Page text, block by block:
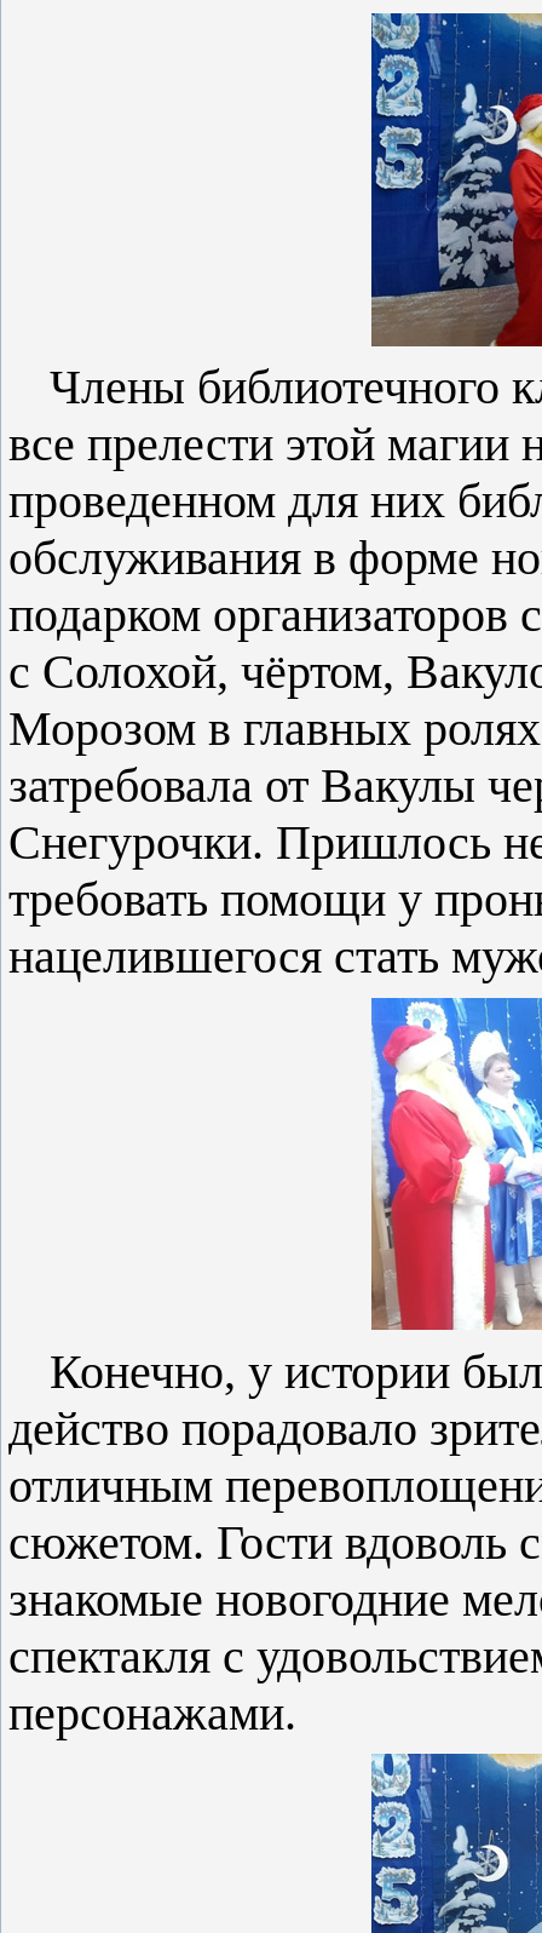
Члены библиотечного
все прелести этой магии
проведенном для них
обслуживания в форме
подарком организаторов
с Солохой, чёртом,
Морозом в главных
затребовала от Вакулы
Снегурочки. Пришлось
требовать помощи у
нацелившегося стать
Конечно, у истории
действо порадовало
отличным
сюжетом. Гости вдоволь
знакомые новогодние
спектакля с
персонажами.